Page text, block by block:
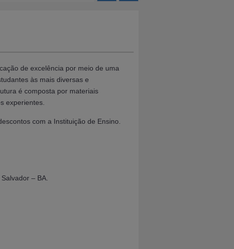
de excelência por meio de uma
às mais diversas e
é composta por materiais
experientes.
com a Instituição de Ensino.
– BA.